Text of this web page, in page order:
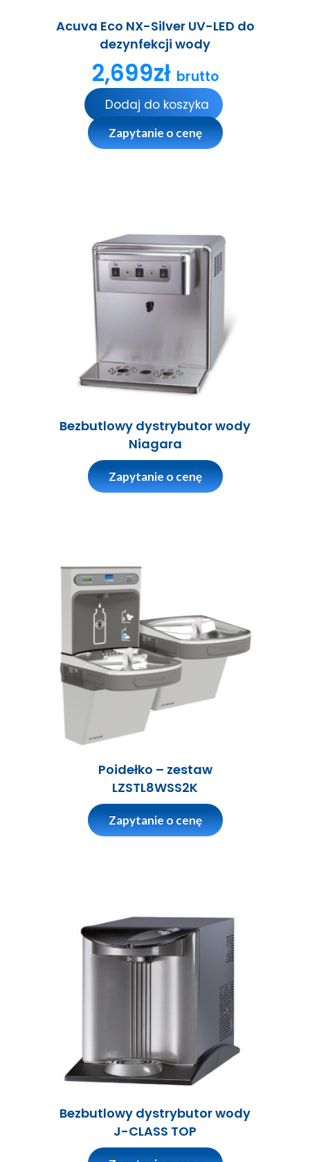
Acuva Eco NX-Silver UV-LED do
dezynfekcji wody
2,699zł brutto
Dodaj do koszyka
Zapytanie o cenę
Bezbutlowy dystrybutor wody
Niagara
Zapytanie o cenę
Poidełko – zestaw
LZSTL8WSS2K
Zapytanie o cenę
Bezbutlowy dystrybutor wody
J-CLASS TOP